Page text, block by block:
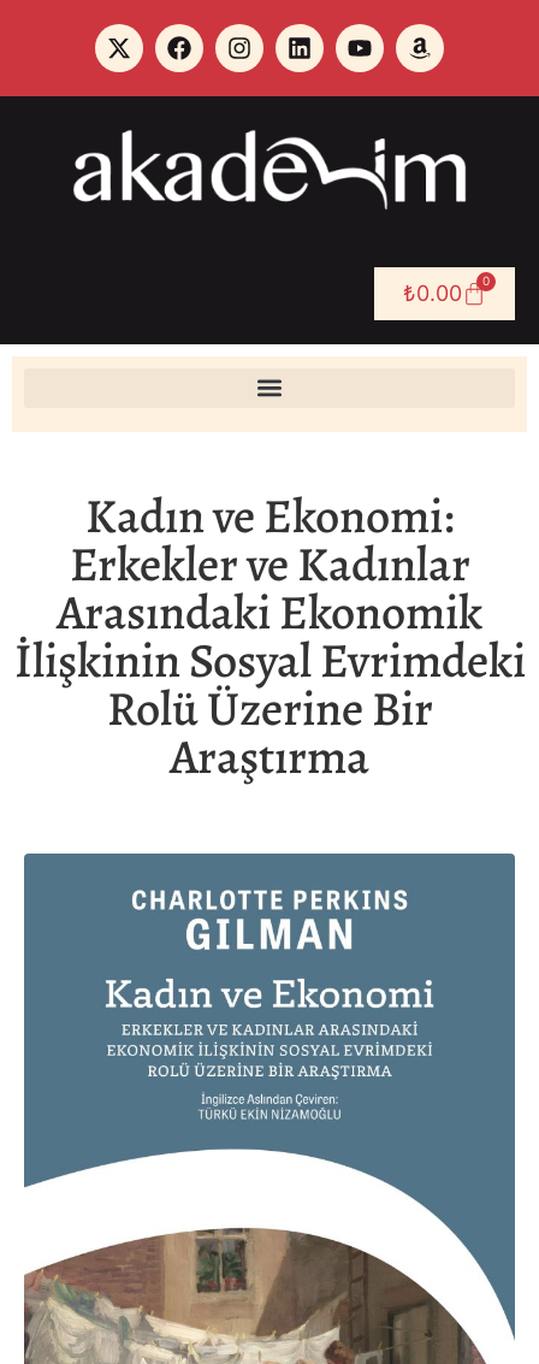
₺0.00 0
Kadın ve Ekonomi:
Erkekler ve Kadınlar
Arasındaki Ekonomik
İlişkinin Sosyal Evrimdeki
Rolü Üzerine Bir
Araştırma